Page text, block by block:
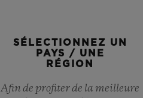
SÉLECTIONNEZ UN
PAYS / UNE
RÉGION
Afin de profiter de la meilleure